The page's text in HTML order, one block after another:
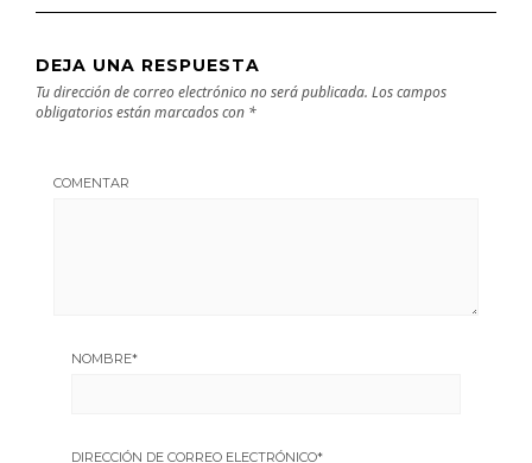
DEJA UNA RESPUESTA
Tu dirección de correo electrónico no será publicada. Los campos
obligatorios están marcados con *
COMENTAR
NOMBRE*
DIRECCIÓN DE CORREO ELECTRÓNICO*